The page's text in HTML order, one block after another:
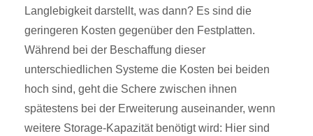
Langlebigkeit darstellt, was dann? Es sind die
geringeren Kosten gegenüber den Festplatten.
Während bei der Beschaffung dieser
unterschiedlichen Systeme die Kosten bei beiden
hoch sind, geht die Schere zwischen ihnen
spätestens bei der Erweiterung auseinander, wenn
weitere Storage-Kapazität benötigt wird: Hier sind